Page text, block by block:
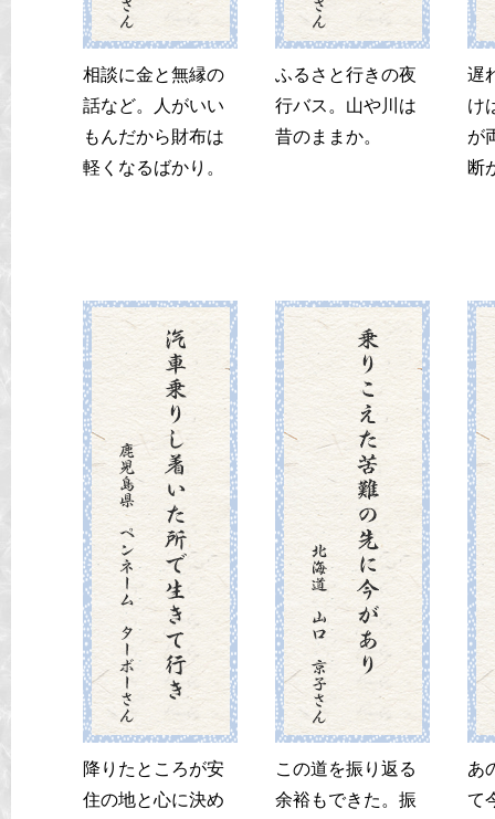
相談に金と無縁の
話など。人がいい
もんだから財布は
軽くなるばかり。
ふるさと行きの夜
行バス。山や川は
昔のままか。
遅
け
が
断
降りたところが安
住の地と心に決め
この道を振り返る
余裕もできた。振
あ
て